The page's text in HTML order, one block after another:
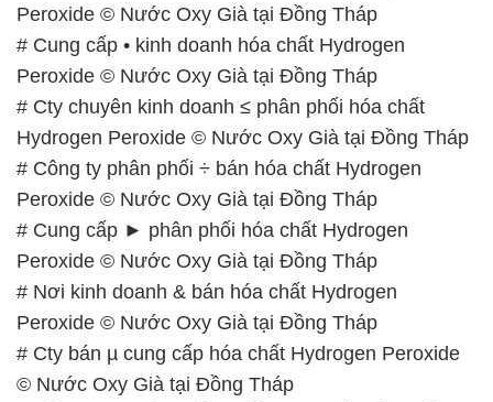
Peroxide © Nước Oxy Già tại Đồng Tháp
# Cung cấp • kinh doanh hóa chất Hydrogen
Peroxide © Nước Oxy Già tại Đồng Tháp
# Cty chuyên kinh doanh ≤ phân phối hóa chất
Hydrogen Peroxide © Nước Oxy Già tại Đồng Tháp
# Công ty phân phối ÷ bán hóa chất Hydrogen
Peroxide © Nước Oxy Già tại Đồng Tháp
# Cung cấp ► phân phối hóa chất Hydrogen
Peroxide © Nước Oxy Già tại Đồng Tháp
# Nơi kinh doanh & bán hóa chất Hydrogen
Peroxide © Nước Oxy Già tại Đồng Tháp
# Cty bán µ cung cấp hóa chất Hydrogen Peroxide
© Nước Oxy Già tại Đồng Tháp